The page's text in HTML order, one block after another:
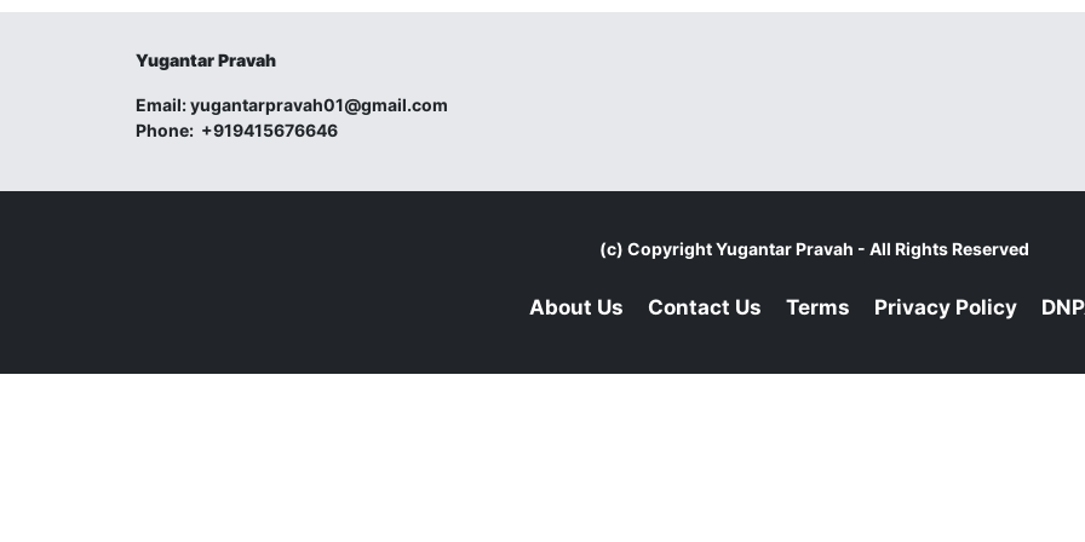
Yugantar Pravah
Email:yugantarpravah01@gmail.com
Phone: +919415676646
(c) CopyrightYugantar Pravah - All Rights Reserved
About Us Contact Us Terms Privacy Policy